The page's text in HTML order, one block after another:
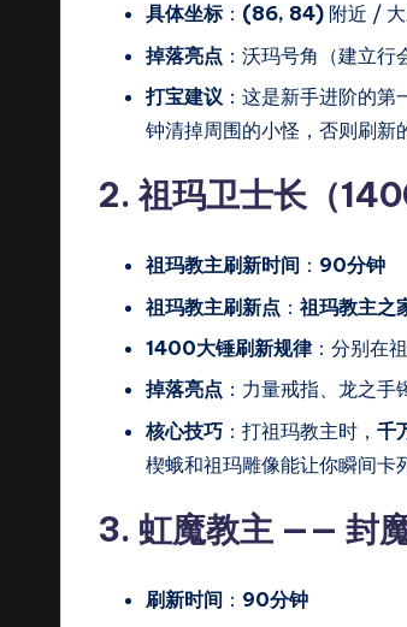
具体坐标： (86, 84) 附近 /
掉落亮点 ：沃玛号角（建立
打宝建议 ：这是新手进阶的
钟清掉周围的小怪，否则刷新
2. 祖玛卫士长（
祖玛教主刷新时间 ： 90分钟
祖玛教主刷新点 ： 祖玛教主之
1400大锤刷新规律：分别在
掉落亮点 ：力量戒指、龙之
核心技巧 ：打祖玛教主时， 千
楔蛾和祖玛雕像能让你瞬间卡
3. 虹魔教主 —— 封
刷新时间 ： 90分钟